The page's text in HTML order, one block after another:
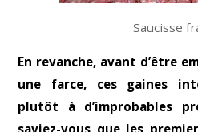
Saucisse
En revanche, avant d’être
une farce, ces gaines
plutôt à d’improbables
saviez-vous que les